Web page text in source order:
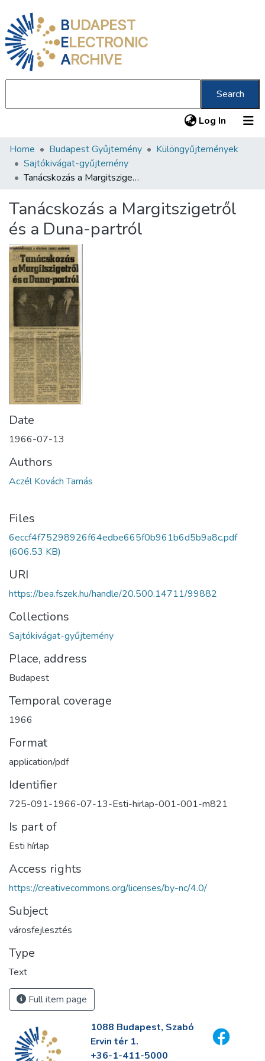
BUDAPEST
ELECTRONIC
ARCHIVE
Search
Log In (current)
Communities & Collections
All of DSpace
About us
Home Budapest Gyűjtemény
Különgyűjtemények
Sajtókivágat-gyűjtemény
Tanácskozás a Margitszigetről és a Duna-partról
Tanácskozás a Margitszigetről
és a Duna-partról
Date
1966-07-13
Authors
Aczél Kovách Tamás
Files
6eccf4f75298926f64edbe665f0b961b6d5b9a8c.pdf
(606.53 KB)
URI
https://bea.fszek.hu/handle/20.500.14711/99882
Collections
Sajtókivágat-gyűjtemény
Place, address
Budapest
Temporal coverage
1966
Format
application/pdf
Identifier
725-091-1966-07-13-Esti-hirlap-001-001-m821
Is part of
Esti hírlap
Access rights
https://creativecommons.org/licenses/by-nc/4.0/
Subject
városfejlesztés
Type
Text
Full item page
1088 Budapest, Szabó
Ervin tér 1.
+36-1-411-5000